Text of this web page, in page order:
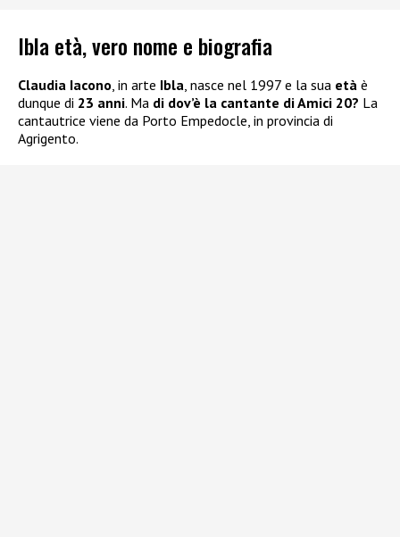
Ibla età, vero nome e biografia
Claudia Iacono, in arte Ibla, nasce nel 1997 e la sua età è
dunque di 23 anni. Ma di dov’è la cantante di Amici 20? La
cantautrice viene da Porto Empedocle, in provincia di
Agrigento.